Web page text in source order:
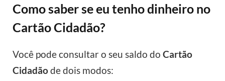
Como saber se eu tenho dinheiro no
Cartão Cidadão?
Você pode consultar o seu saldo do Cartão
Cidadãode dois modos: